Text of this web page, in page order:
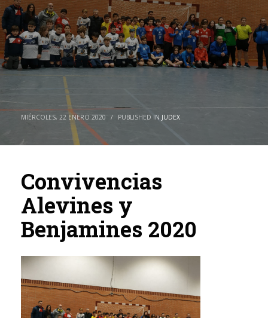
MIÉRCOLES, 22 ENERO 2020 / PUBLISHED IN JUDEX
Convivencias
Alevines y
Benjamines 2020